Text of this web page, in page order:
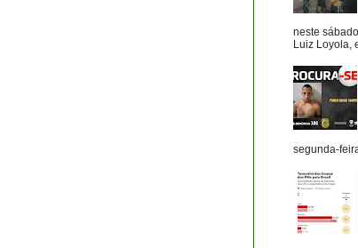
neste
Luiz Loyola,
segunda-